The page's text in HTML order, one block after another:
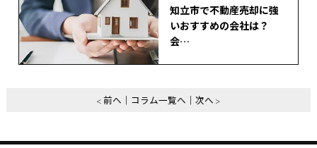
知立市で不動産売却に強
いおすすめの会社は？
会…
前へ コラム一覧へ 次へ